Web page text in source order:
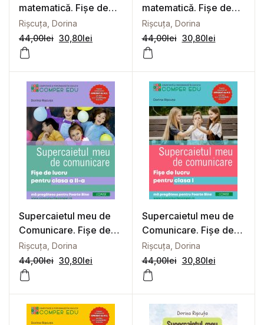
matematică. Fișe de
lucru pentru clasa a III-
a
Rișcuța, Dorina
44,00lei 30,80lei
matematică. Fișe de
lucru pentru clasa a IV-
a
Rișcuța, Dorina
44,00lei 30,80lei
Supercaietul meu de
Comunicare. Fișe de
lucru pentru clasa a II-a
Rișcuța, Dorina
44,00lei 30,80lei
Supercaietul meu de
Comunicare. Fișe de
lucru pentru clasa I
Rișcuța, Dorina
44,00lei 30,80lei